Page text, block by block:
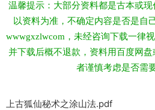
温馨提示：大部分资料都是古本或
以资料为准，不确定内容是否是自
wwwgxzlwcom，未经咨询下载一律
并下载后概不退款，资料用百度网
者谨慎考虑是否需
上古狐仙秘术之涂山法.pdf